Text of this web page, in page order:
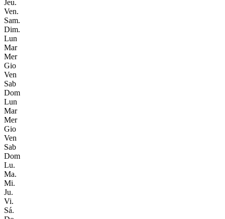
Jeu.
Ven.
Sam.
Dim.
Lun
Mar
Mer
Gio
Ven
Sab
Dom
Lun
Mar
Mer
Gio
Ven
Sab
Dom
Lu.
Ma.
Mi.
Ju.
Vi.
Sá.